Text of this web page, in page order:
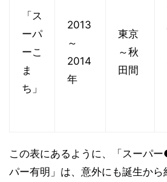
「ス
ーパ
ーこ
ま
ち」
2013
～
2014
年
東京
～秋
田間
この表にあるように、「スーパ
パー有明」は、意外にも誕生から